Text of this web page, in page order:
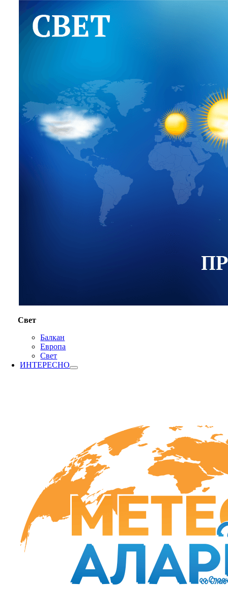
Свет
Балкан
Европа
Свет
ИНТЕРЕСНО